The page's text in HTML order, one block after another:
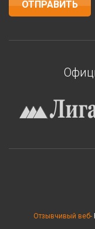
Отзывчивый веб-